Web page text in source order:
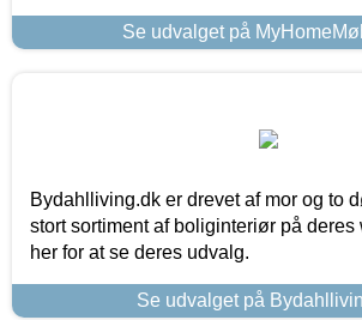
Se udvalget på
Bydahlliving.dk er drevet af mor og to
stort sortiment af boliginteriør på
her for at se deres udvalg.
Se udvalget på